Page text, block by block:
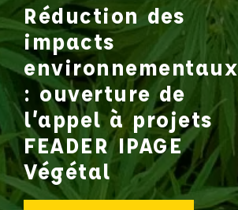
Réduction des
impacts
environnementaux
: ouverture de
l’appel à projets
FEADER IPAGE
Végétal